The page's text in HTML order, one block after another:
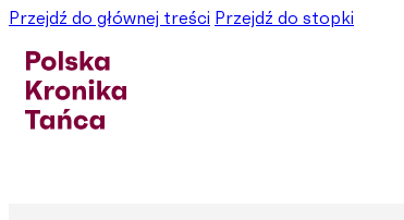
Przejdź do głównej treści Przejdź do stopki